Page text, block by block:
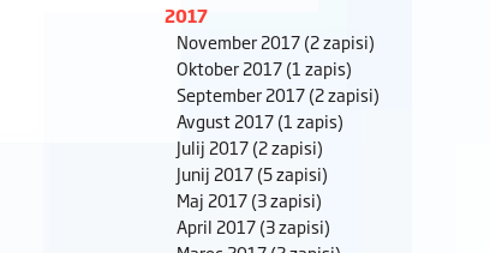
2017
November 2017(2 zapisi)
Oktober 2017(1 zapis)
September 2017(2 zapisi)
Avgust 2017(1 zapis)
Julij 2017(2 zapisi)
Junij 2017(5 zapisi)
Maj 2017(3 zapisi)
April 2017(3 zapisi)